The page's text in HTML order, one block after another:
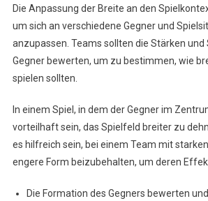
Die Anpassung der Breite an den
um sich an verschiedene Gegner und
anzupassen. Teams sollten die Stärken und
Gegner bewerten, um zu bestimmen, wie
spielen sollten.
In einem Spiel, in dem der Gegner im
vorteilhaft sein, das Spielfeld breiter zu
es hilfreich sein, bei einem Team mit
engere Form beizubehalten, um deren
Die Formation des Gegners bewerten